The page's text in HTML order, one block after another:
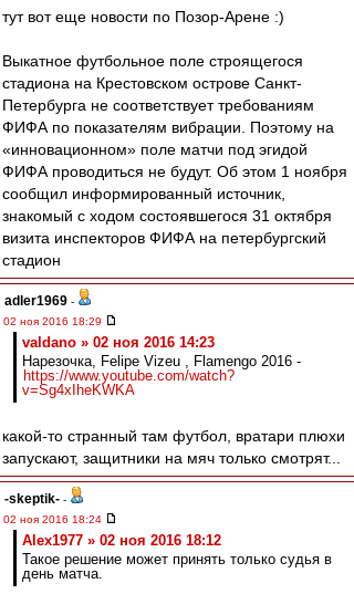
тут вот еще новости по Позор-Арене :)
Выкатное футбольное поле строящегося
стадиона на Крестовском острове Санкт-
Петербурга не соответствует требованиям
ФИФА по показателям вибрации. Поэтому на
«инновационном» поле матчи под эгидой
ФИФА проводиться не будут. Об этом 1 ноября
сообщил информированный источник,
знакомый с ходом состоявшегося 31 октября
визита инспекторов ФИФА на петербургский
стадион
adler1969 -
02 ноя 2016 18:29
valdano » 02 ноя 2016 14:23
Нарезочка, Felipe Vizeu , Flamengo 2016 -
https://www.youtube.com/watch?
v=Sg4xIheKWKA
какой-то странный там футбол, вратари плюхи
запускают, защитники на мяч только смотрят...
-skeptik- -
02 ноя 2016 18:24
Alex1977 » 02 ноя 2016 18:12
Такое решение может принять только судья в
день матча.